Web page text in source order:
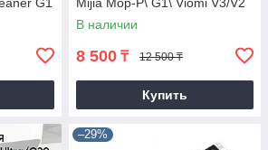
G1
Mijia Mop-P\ G1\ Viomi V3/V2
В наличии
8 500 ₸ 12 500 ₸
Купить
–29%